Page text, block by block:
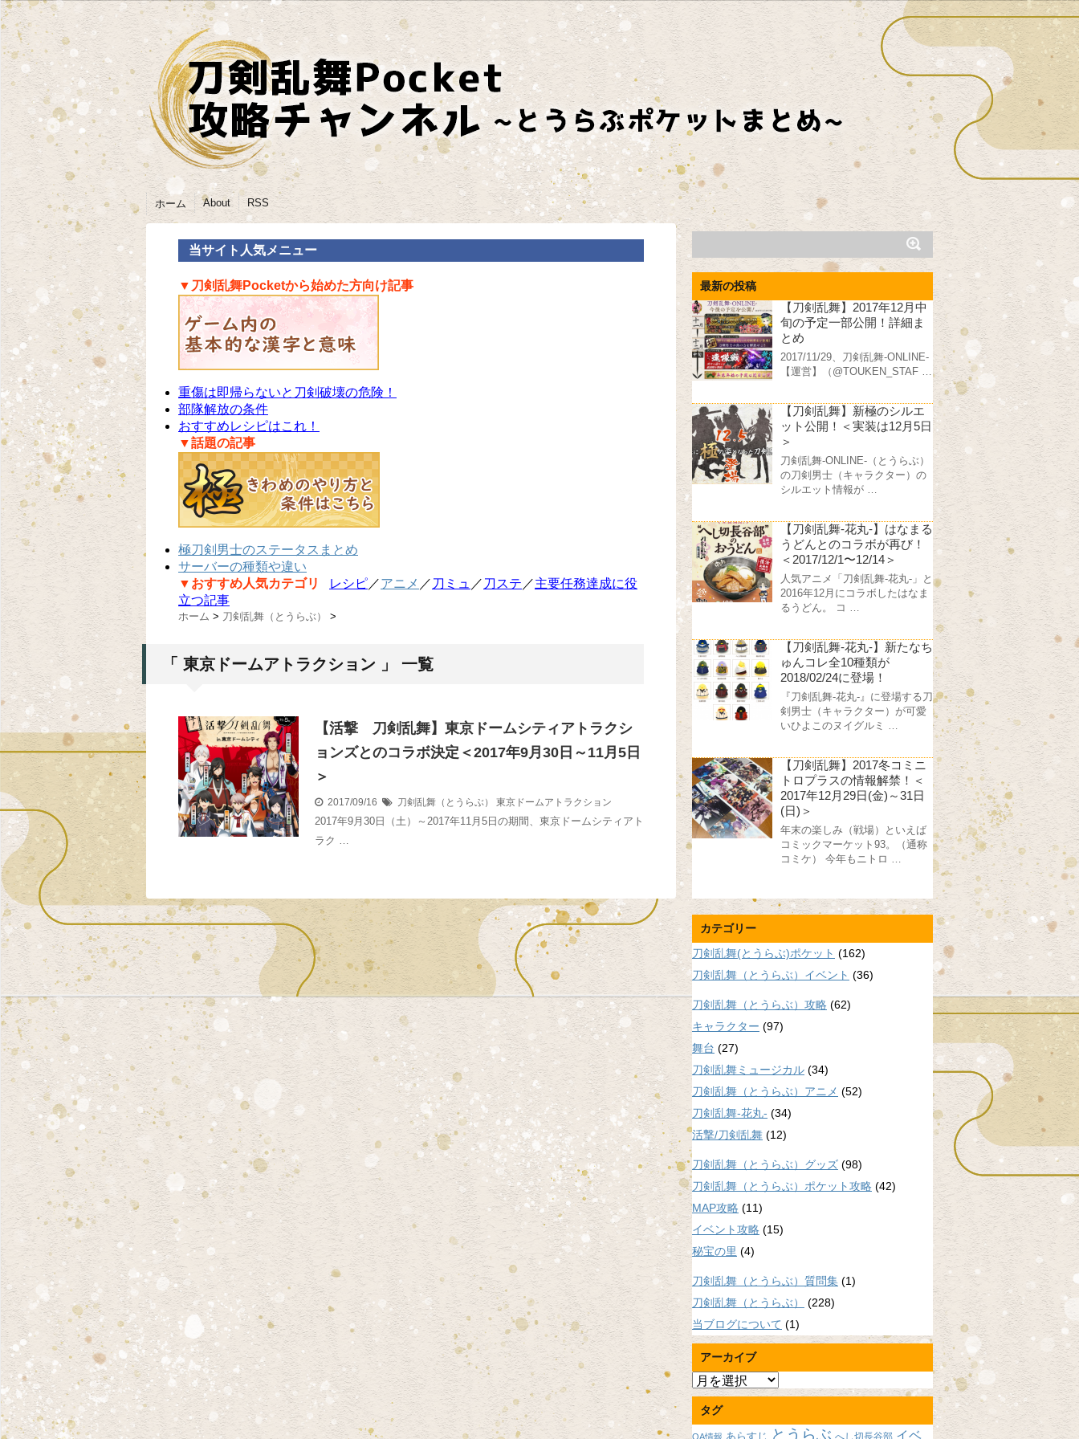
ホーム About RSS
当サイト人気メニュー
▼刀剣乱舞Pocketから始めた方向け記事
重傷は即帰らないと刀剣破壊の危険！
部隊解放の条件
おすすめレシピはこれ！
▼話題の記事
極刀剣男士のステータスまとめ
サーバーの種類や違い
▼おすすめ人気カテゴリ
レシピ／アニメ ／ 刀ミュ ／ 刀ステ ／主要任務達成に役
立つ記事
ホーム > 刀剣乱舞（とうらぶ） >
「 東京ドームアトラクション 」 一覧
【活撃 刀剣乱舞】東京ドームシティアトラクシ
ョンズとのコラボ決定＜2017年9月30日～11月5日
＞
2017/09/16 刀剣乱舞（とうらぶ） 東京ドームアトラクション
2017年9月30日（土）～2017年11月5日の期間、東京ドームシティアト
ラク …
最新の投稿
【刀剣乱舞】2017年12月中
旬の予定一部公開！詳細ま
とめ
2017/11/29、刀剣乱舞-ONLINE-
【運営】（@TOUKEN_STAF …
【刀剣乱舞】新極のシルエ
ット公開！＜実装は12月5日
＞
刀剣乱舞-ONLINE-（とうらぶ）
の刀剣男士（キャラクター）の
シルエット情報が …
【刀剣乱舞-花丸-】はなまる
うどんとのコラボが再び！
＜2017/12/1〜12/14＞
人気アニメ「刀剣乱舞-花丸-」と
2016年12月にコラボしたはなま
るうどん。 コ …
【刀剣乱舞-花丸-】新たなち
ゅんコレ全10種類が
2018/02/24に登場！
『刀剣乱舞-花丸-』に登場する刀
剣男士（キャラクター）が可愛
いひよこのヌイグルミ …
【刀剣乱舞】2017冬コミニ
トロプラスの情報解禁！＜
2017年12月29日(金)～31日
(日)＞
年末の楽しみ（戦場）といえば
コミックマーケット93。（通称
コミケ） 今年もニトロ …
カテゴリー
刀剣乱舞(とうらぶ)ポケット (162)
刀剣乱舞（とうらぶ）イベント (36)
刀剣乱舞（とうらぶ）攻略 (62)
キャラクター (97)
舞台 (27)
刀剣乱舞ミュージカル (34)
刀剣乱舞（とうらぶ）アニメ (52)
刀剣乱舞-花丸- (34)
活撃/刀剣乱舞 (12)
刀剣乱舞（とうらぶ）グッズ (98)
刀剣乱舞（とうらぶ）ポケット攻略 (42)
MAP攻略 (11)
イベント攻略 (15)
秘宝の里 (4)
刀剣乱舞（とうらぶ）質問集 (1)
刀剣乱舞（とうらぶ）
(228)
当ブログについて (1)
アーカイブ
ア
ー
カ
イ
タグ
OA情報 あらすじ とうらぶ へし切長谷部 イベ